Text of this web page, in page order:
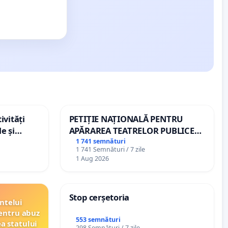
și
PETIȚIE NAȚIONALĂ PENTRU
APĂRAREA TEATRELOR PUBLICE
DE REPERTORIU DIN ROMÂNIA
1 741 semnături
1 741 Semnături / 7 zile
1 Aug 2026
abuz
statului
Stop cerșetoria
553 semnături